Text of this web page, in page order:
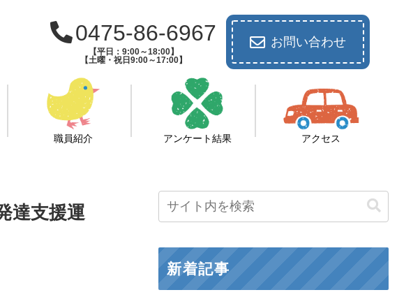
0475-86-6967
【平日：9:00～18:00】
【土曜・祝日9:00～17:00】
お問い合わせ
職員紹介 アンケート結果 アクセス
達支援運
新着記事